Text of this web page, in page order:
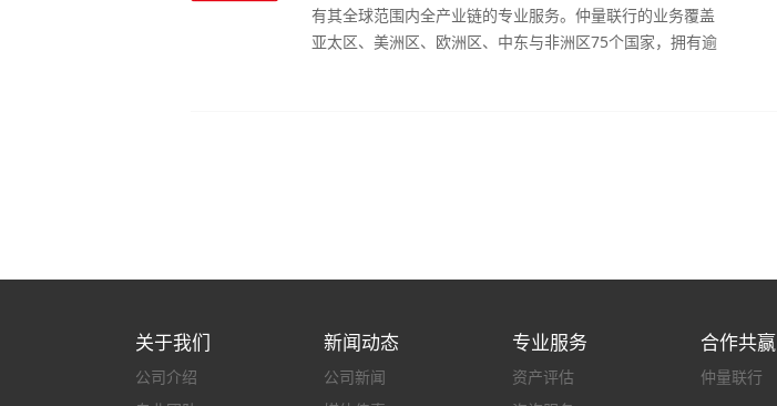
有其全球范围内全产业链的专业服务。仲量联行的业务覆盖
亚太区、美洲区、欧洲区、中东与非洲区75个国家，拥有逾
关于我们
公司介绍
新闻动态
公司新闻
专业服务
资产评估
合作共赢
仲量联行